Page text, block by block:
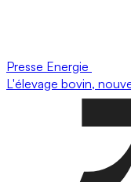
Presse Energie
L'élevage bovin,